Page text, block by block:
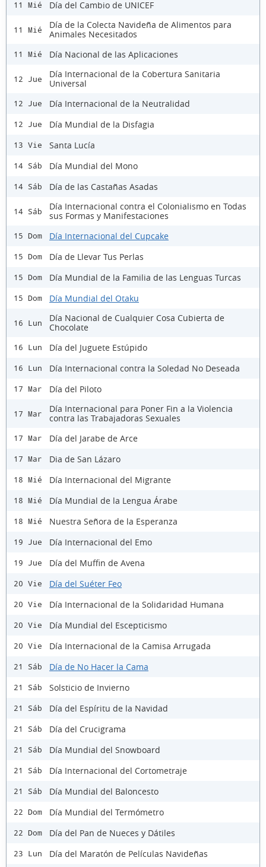
11 Mié Día del Cambio de UNICEF
11 Mié
Día de la Colecta Navideña de Alimentos para
Animales Necesitados
11 Mié Día Nacional de las Aplicaciones
12 Jue
Día Internacional de la Cobertura Sanitaria
Universal
12 Jue Día Internacional de la Neutralidad
12 Jue Día Mundial de la Disfagia
13 Vie Santa Lucía
14 Sáb Día Mundial del Mono
14 Sáb Día de las Castañas Asadas
14 Sáb
Día Internacional contra el Colonialismo en Todas
sus Formas y Manifestaciones
15 Dom Día Internacional del Cupcake
15 Dom Día de Llevar Tus Perlas
15 Dom Día Mundial de la Familia de las Lenguas Turcas
15 Dom Día Mundial del Otaku
16 Lun
Día Nacional de Cualquier Cosa Cubierta de
Chocolate
16 Lun Día del Juguete Estúpido
16 Lun Día Internacional contra la Soledad No Deseada
17 Mar Día del Piloto
17 Mar
Día Internacional para Poner Fin a la Violencia
contra las Trabajadoras Sexuales
17 Mar Día del Jarabe de Arce
17 Mar Dia de San Lázaro
18 Mié Día Internacional del Migrante
18 Mié Día Mundial de la Lengua Árabe
18 Mié Nuestra Señora de la Esperanza
19 Jue Día Internacional del Emo
19 Jue Día del Muffin de Avena
20 Vie Día del Suéter Feo
20 Vie Día Internacional de la Solidaridad Humana
20 Vie Día Mundial del Escepticismo
20 Vie Día Internacional de la Camisa Arrugada
21 Sáb Día de No Hacer la Cama
21 Sáb Solsticio de Invierno
21 Sáb Día del Espíritu de la Navidad
21 Sáb Día del Crucigrama
21 Sáb Día Mundial del Snowboard
21 Sáb Día Internacional del Cortometraje
21 Sáb Día Mundial del Baloncesto
22 Dom Día Mundial del Termómetro
22 Dom Día del Pan de Nueces y Dátiles
23 Lun Día del Maratón de Películas Navideñas